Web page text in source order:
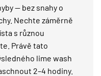
— bez snahy o
Nechte záměrně
s různou
Právě tato
lime wash
2–4 hodiny.